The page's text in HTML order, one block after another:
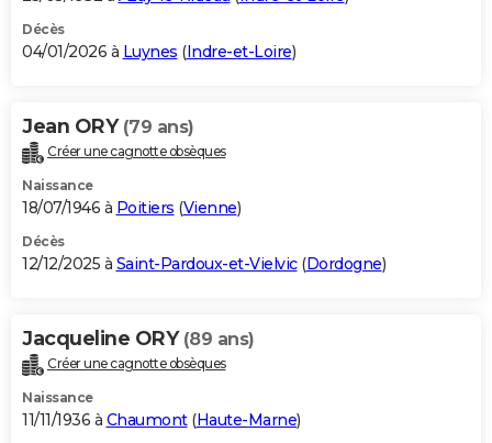
Décès
04/01/2026 à Luynes (Indre-et-Loire)
Jean ORY (79 ans)
Créer une cagnotte obsèques
Naissance
18/07/1946 à Poitiers (Vienne)
Décès
12/12/2025 à Saint-Pardoux-et-Vielvic(Dordogne)
Jacqueline ORY (89 ans)
Créer une cagnotte obsèques
Naissance
11/11/1936 à Chaumont(Haute-Marne)